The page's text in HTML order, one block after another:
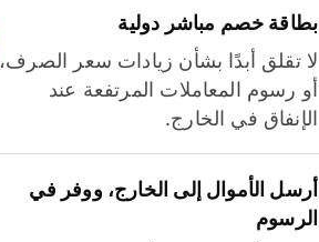
بطاقة خصم مباشر دولية
لا تقلق أبدًا بشأن زيادات سعر الصرف،
أو رسوم المعاملات المرتفعة عند
الإنفاق في الخارج.
أرسل الأموال إلى الخارج، ووفر في
الرسوم